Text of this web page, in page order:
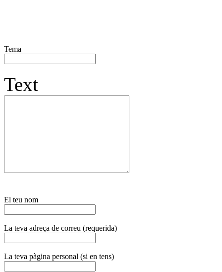
Tema
Text
El teu nom
La teva adreça de correu (requerida)
La teva pàgina personal (si en tens)